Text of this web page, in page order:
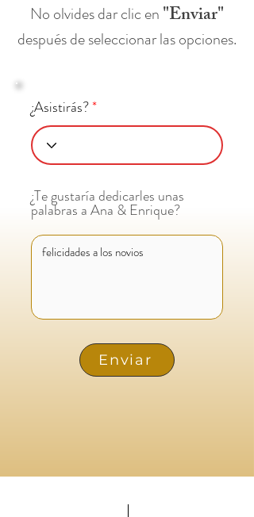
No olvides dar clic en "Enviar"
después de seleccionar las opciones.
¿Asistirás?
¿Te gustaría dedicarles unas
palabras a Ana & Enrique?
Enviar